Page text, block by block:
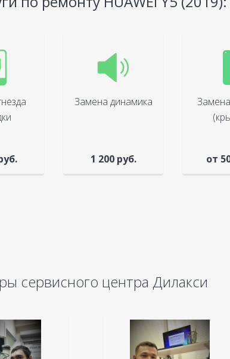
Замена динамика
1 200 руб. от
сервисного центра Дилакси